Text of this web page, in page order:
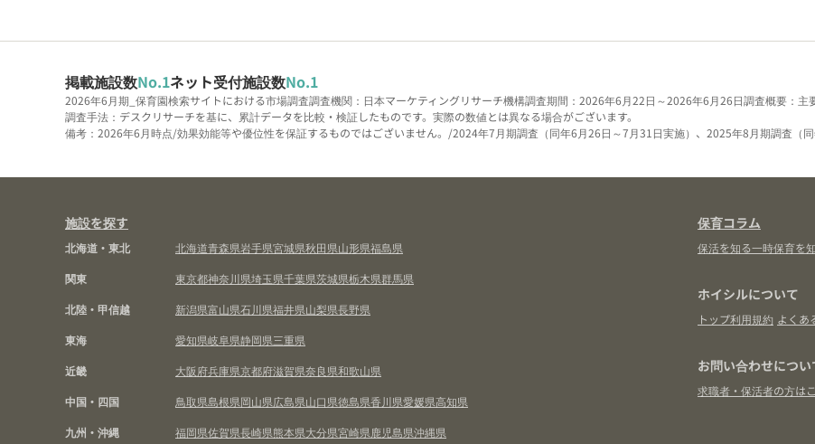
掲載施設数No.1ネット受付施設数No.1
2026年6月期_保育園検索サイトにおける市場調査調査機関：日本マーケティングリサーチ機構調査期間：2026年6月22日～2026年6月26日調査概要：主
調査手法：デスクリサーチを基に、累計データを比較・検証したものです。実際の数値とは異なる場合がございます。
備考：2026年6月時点/効果効能等や優位性を保証するものではございません。/2024年7月期調査（同年6月26日～7月31日実施）、2025年8月期調査（
施設を探す
北海道・東北 北海道青森県岩手県宮城県秋田県山形県福島県
関東
東京都神奈川県埼玉県千葉県茨城県栃木県群馬県
北陸・甲信越
新潟県富山県石川県福井県山梨県長野県
東海
愛知県岐阜県静岡県三重県
近畿
大阪府兵庫県京都府滋賀県奈良県和歌山県
中国・四国
鳥取県島根県岡山県広島県山口県徳島県香川県愛媛県高知県
九州・沖縄
福岡県佐賀県長崎県熊本県大分県宮崎県鹿児島県沖縄県
保育コラム
保活を知る一時保育を
ホイシルについて
トップ利用規約 よくあ
お問い合わせについ
求職者・保活者の方は